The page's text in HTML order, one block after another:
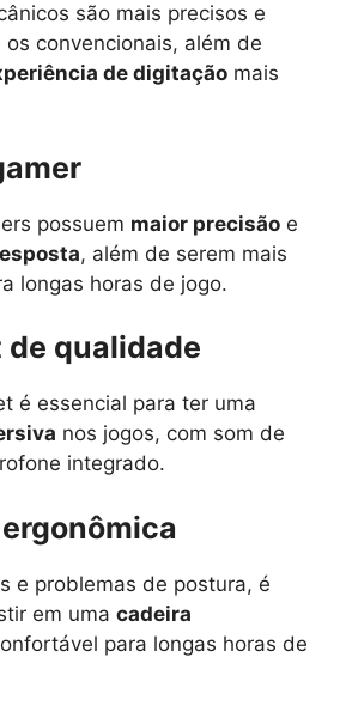
são mais precisos e
convencionais, além de
de digitação mais
possuem maior precisão e
, além de serem mais
longas horas de jogo.
de qualidade
é essencial para ter uma
nos jogos, com som de
integrado.
e problemas de postura, é
em uma cadeira
para longas horas de